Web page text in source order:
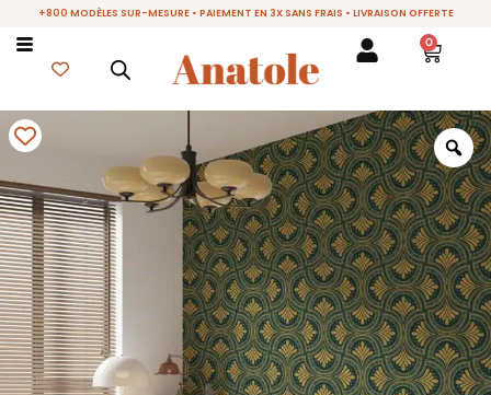
+800 MODÈLES SUR-MESURE • PAIEMENT EN 3X SANS FRAIS • LIVRAISON OFFERTE
0